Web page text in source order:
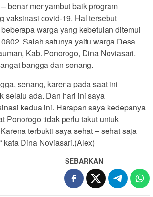
benar menyambut baik program
vaksinasi covid-19. Hal tersebut
warga yang kebetulan ditemui
Salah satunya yaitu warga Desa
Kab. Ponorogo, Dina Noviasari.
bangga dan senang.
senang, karena pada saat ini
selalu ada. Dan hari ini saya
kedua ini. Harapan saya kedepanya
Ponorogo tidak perlu takut untuk
terbukti saya sehat – sehat saja
kata Dina Noviasari.(Alex)
SEBARKAN